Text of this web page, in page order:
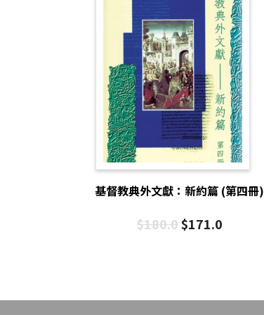
基督教典外文獻：新約篇 (第四冊)
$180.0$171.0